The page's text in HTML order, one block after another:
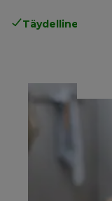
Täydellinen